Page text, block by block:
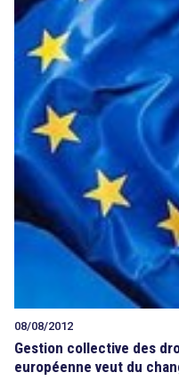
08/08/2012
Gestion collective des
européenne veut du